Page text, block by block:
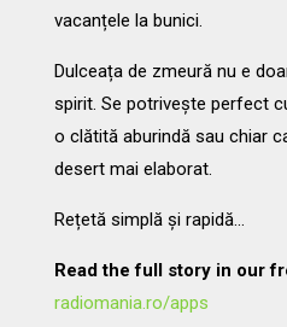
vacanțele la bunici.
Dulceața de zmeură nu e
spirit. Se potrivește perfect
o clătită aburindă sau chiar
desert mai elaborat.
Rețetă simplă și rapidă…
Read the full story in our
radiomania.ro/apps